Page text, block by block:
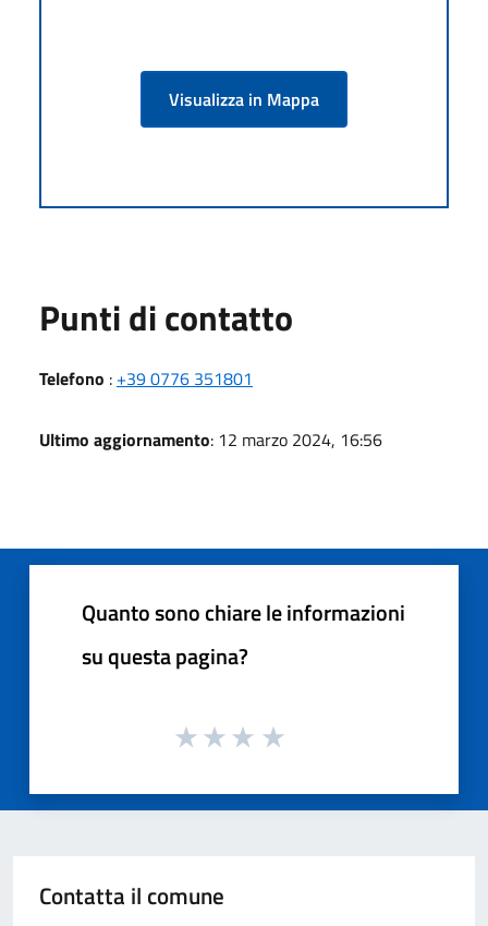
Visualizza in Mappa
Punti di contatto
Telefono : +39 0776 351801
Ultimo aggiornamento: 12 marzo 2024, 16:56
Quanto sono chiare le informazioni
su questa pagina?
Contatta il comune